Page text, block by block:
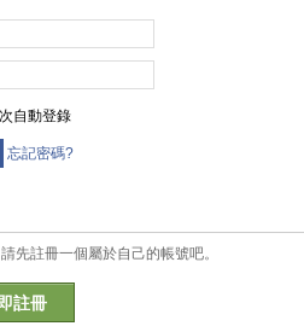
自動登錄
忘記密碼?
先註冊一個屬於自己的帳號吧。
註冊